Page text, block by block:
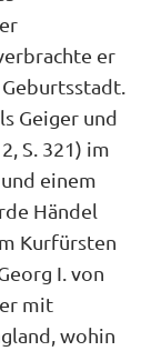
er
Geburtsstadt.
Geiger und
S. 321) im
einem
Händel
Kurfürsten
I. von
mit
wohin